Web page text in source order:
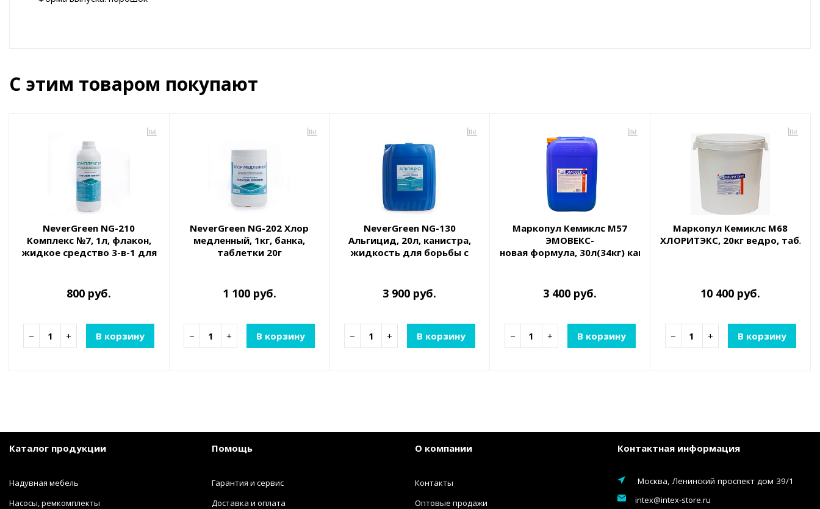
С этим товаром покупают
NeverGreen NG-210
Комплекс №7, 1л, флакон,
жидкое средство 3-в-1 для
прозрачности в
800 руб.
− + В корзину
NeverGreen NG-202 Хлор
медленный, 1кг, банка,
таблетки 20г
воды
1 100 руб.
− + В корзину
NeverGreen NG-130
Альгицид, 20л, канистра,
жидкость для борьбы с
3 900 руб.
− + В корзину
Маркопул Кемиклс М57
ЭМОВЕКС-
новая формула, 30л(34кг) канистра, жидкий хлор для
3 400 руб.
− + В корзину
Маркопул Кемиклс М68
ХЛОРИТЭКС, 20кг ведро,
10 400 руб.
− + В корзину
Каталог продукции
Надувная мебель
Насосы, ремкомплекты
Помощь
Гарантия и сервис
Доставка и оплата
О компании
Контакты
Оптовые продажи
Контактная информация
Москва, Ленинский проспект дом 39/1
intex@intex-store.ru